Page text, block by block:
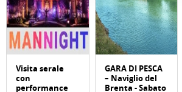
Visita serale
con
performance
GARA DI PESCA
– Naviglio del
Brenta - Sabato